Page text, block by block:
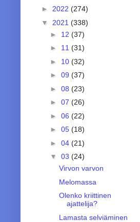
► 2022 (274)
▼ 2021 (338)
► 12 (37)
► 11 (31)
► 10 (32)
► 09 (37)
► 08 (23)
► 07 (26)
► 06 (22)
► 05 (18)
► 04 (21)
▼ 03 (24)
Virvon varvon
Melomassa
Olenko kriittinen
ajattelija?
Lamasta selviäminen